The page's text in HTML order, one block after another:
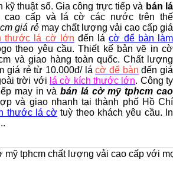
kỹ thuật số. Gia công trực tiếp và bán lá
cấp và lá cờ các nước trên thế
giá rẻmay chất lượng vải cao cấp giá
thước lá cờ lớn đến lácờ để bàn làm
theo yêu cầu. Thiết kế bản vẽ in cờ
và giao hàng toàn quốc. Chất lượng
giá rẻ từ 10.000đ/ lácờ để bàn đến giá
trời với lá cờ kích thước lớn. Công ty
may in vàbán lá cờ mỹ tphcm cao
và giao nhanh tại thành phố Hồ Chí
thước lá cờ tuỳ theo khách yêu cầu. In